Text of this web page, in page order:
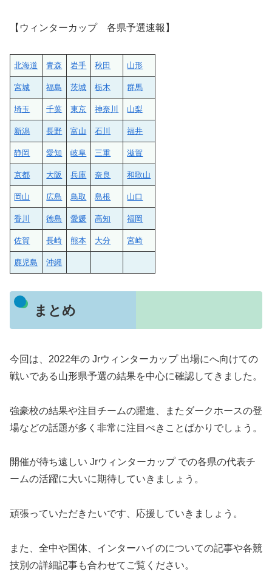
【ウィンターカップ 各県予選速報】
北海道 青森 岩手 秋田 山形
宮城 福島 茨城 栃木 群馬
埼玉 千葉 東京 神奈川 山梨
新潟 長野 富山 石川 福井
静岡 愛知 岐阜 三重 滋賀
京都 大阪 兵庫 奈良 和歌山
岡山 広島 鳥取 島根 山口
香川 徳島 愛媛 高知 福岡
佐賀 長崎 熊本 大分 宮崎
鹿児島 沖縄
まとめ
今回は、2022年の Jrウィンターカップ 出場にへ向けての
戦いである山形県予選の結果を中心に確認してきました。
強豪校の結果や注目チームの躍進、またダークホースの登
場などの話題が多く非常に注目べきことばかりでしょう。
開催が待ち遠しい Jrウィンターカップ での各県の代表チ
ームの活躍に大いに期待していきましょう。
頑張っていただきたいです、応援していきましょう。
また、全中や国体、インターハイのについての記事や各競
技別の詳細記事も合わせてご覧ください。